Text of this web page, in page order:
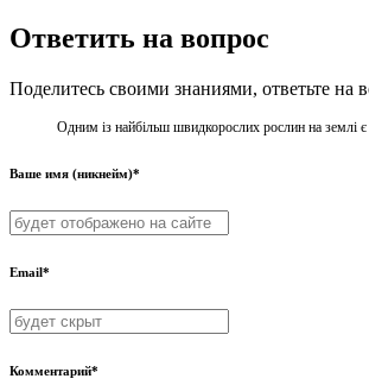
Ответить на вопрос
Поделитесь своими знаниями, ответьте на
Одним із найбільш швидкорослих рослин на землі
Ваше имя (никнейм)*
Email*
Комментарий*